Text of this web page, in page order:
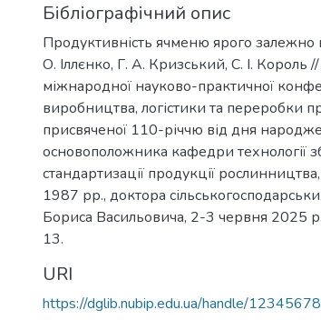
Бібліографічний опис
Продуктивність ячменю ярого залежно
О. Іллєнко, Г. А. Кризський, С. І. Король
міжнародної науково-практичної
виробництва, логістики та переробки
присвяченої 110-річчю від дня
основоположника кафедри технології
стандартизації продукції
1987 рр., доктора
Бориса Васильовича, 2-3 червня 2025
13.
URI
https://dglib.nubip.edu.ua/handle/